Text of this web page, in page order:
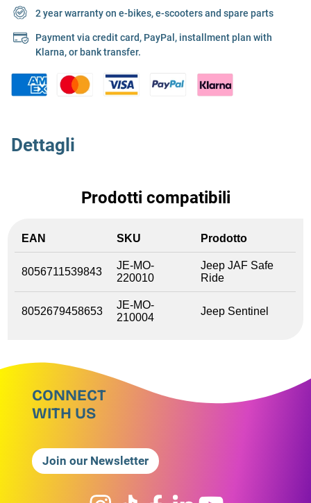
2 year warranty on e-bikes, e-scooters and spare parts
Payment via credit card, PayPal, installment plan with
Klarna, or bank transfer.
Dettagli
Prodotti compatibili
EAN SKU Prodotto
8056711539843
JE-MO-
220010
Jeep JAF Safe
Ride
8052679458653
JE-MO-
210004
Jeep Sentinel
CONNECT
WITH US
Join our Newsletter